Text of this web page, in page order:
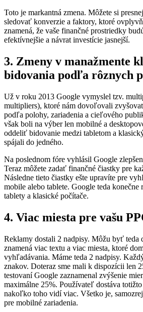
Toto je markantná zmena. Môžete si
sledovať konverzie a faktory, ktoré
znamená, že vaše finančné prostriedky
efektívnejšie a návrat investície jasnejší.
3. Zmeny v manažmente
bidovania podľa rôznych
Už v roku 2013 Google vymyslel tzv.
multipliers), ktoré nám dovoľovali
podľa polohy, zariadenia a cieľového
však boli na výber len mobilné a
oddeliť bidovanie medzi tabletom a
spájali do jedného.
Na poslednom fóre vyhlásil Google
Teraz môžete zadať finančné čiastky pre
Následne tieto čiastky ešte upravíte pre
mobile alebo tablete. Google teda
tablety a klasické počítače.
4. Viac miesta pre vašu
Reklamy dostali 2 nadpisy. Môžu byť teda
znamená viac textu a viac miesta, ktoré
vyhľadávania. Máme teda 2 nadpisy.
znakov. Doteraz sme mali k dispozícii len
testovaní Google zaznamenal zvýšenie
maximálne 25%. Používateľ dostáva
nakoľko toho vidí viac. Všetko je,
pre mobilné zariadenia.